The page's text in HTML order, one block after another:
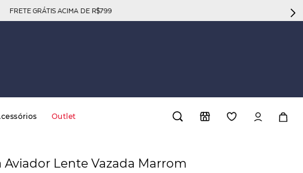
FRETE GRÁTIS ACIMA DE R$799
Outlet
Aviador Lente Vazada Marrom